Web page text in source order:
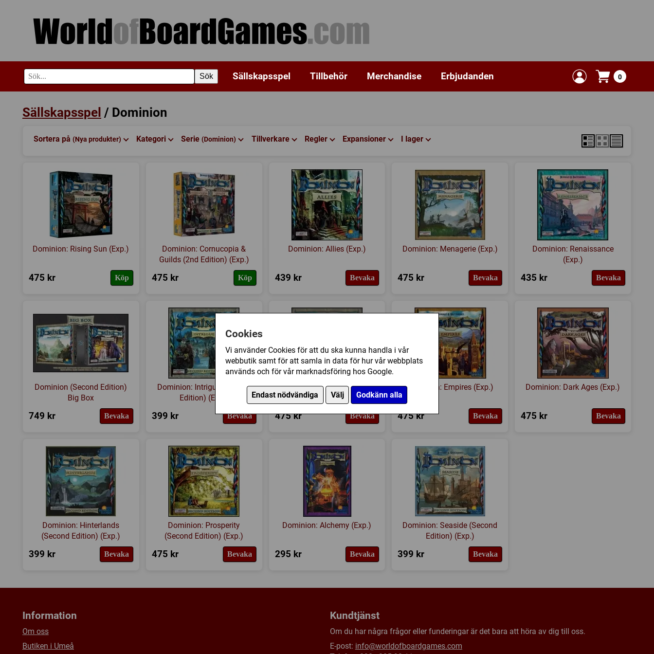
Cookies
Vi använder Cookies för att du ska kunna handla i vår
webbutik samt för att samla in data för hur vår webbplats
används och för vår marknadsföring hos Google.
Endast nödvändiga Välj Godkänn alla
Sök Sällskapsspel Tillbehör Merchandise Erbjudanden 0
Sällskapsspel / Dominion
Sortera på (Nya produkter) Kategori Serie (Dominion) Tillverkare Regler Expansioner I lager
Dominion: Rising Sun (Exp.)
475 kr Köp
Dominion: Cornucopia &
Guilds (2nd Edition) (Exp.)
475 kr Köp
Dominion: Allies (Exp.)
439 kr Bevaka
Dominion: Menagerie (Exp.)
475 kr Bevaka
Dominion: Renaissance
(Exp.)
435 kr Bevaka
Dominion (Second Edition)
Big Box
749 kr Bevaka
Dominion: Intrigue (Second
Edition) (Exp.)
399 kr Bevaka
Dominion (Second Edition)
475 kr Bevaka
Dominion: Empires (Exp.)
475 kr Bevaka
Dominion: Dark Ages (Exp.)
475 kr Bevaka
Dominion: Hinterlands
(Second Edition) (Exp.)
399 kr Bevaka
Dominion: Prosperity
(Second Edition) (Exp.)
475 kr Bevaka
Dominion: Alchemy (Exp.)
295 kr Bevaka
Dominion: Seaside (Second
Edition) (Exp.)
399 kr Bevaka
Information
Om oss
Butiken i Umeå
Kundtjänst
Om du har några frågor eller funderingar är det bara att höra av dig till oss.
E-post: info@worldofboardgames.com